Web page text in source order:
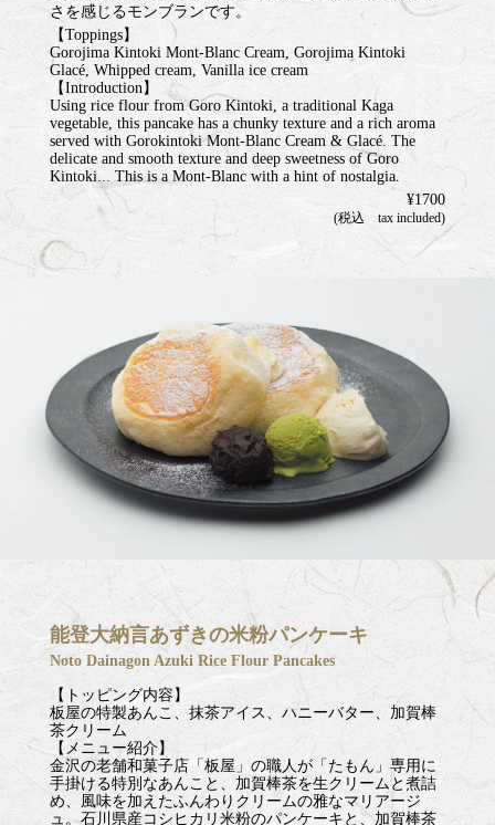
さを感じるモンブランです。
【Toppings】
Gorojima Kintoki Mont-Blanc Cream, Gorojima Kintoki
Glacé, Whipped cream, Vanilla ice cream
【Introduction】
Using rice flour from Goro Kintoki, a traditional Kaga
vegetable, this pancake has a chunky texture and a rich aroma
served with Gorokintoki Mont-Blanc Cream & Glacé. The
delicate and smooth texture and deep sweetness of Goro
Kintoki... This is a Mont-Blanc with a hint of nostalgia.
¥1700
(税込 tax included)
能登大納言あずきの米粉パンケーキ
Noto Dainagon Azuki Rice Flour Pancakes
【トッピング内容】
板屋の特製あんこ、抹茶アイス、ハニーバター、加賀棒
茶クリーム
【メニュー紹介】
金沢の老舗和菓子店「板屋」の職人が「たもん」専用に
手掛ける特別なあんこと、加賀棒茶を生クリームと煮詰
め、風味を加えたふんわりクリームの雅なマリアージ
ュ。石川県産コシヒカリ米粉のパンケーキと、加賀棒茶